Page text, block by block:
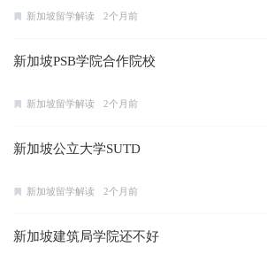
新加坡留学解读 2个月前
新加坡PSB学院合作院校
新加坡留学解读 2个月前
新加坡公立大学SUTD
新加坡留学解读 2个月前
新加坡建筑局学院还不好